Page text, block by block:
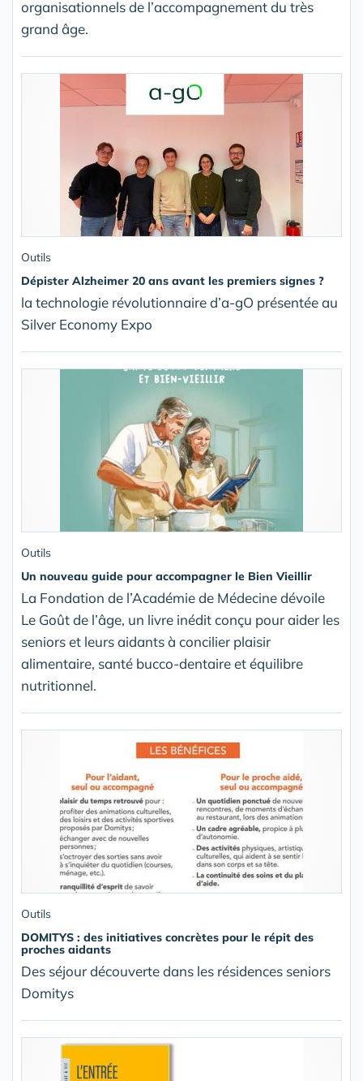
organisationnels de l’accompagnement du très
grand âge.
Outils
Dépister Alzheimer 20 ans avant les premiers signes ?
la technologie révolutionnaire d’a-gO présentée au
Silver Economy Expo
Outils
Un nouveau guide pour accompagner le Bien Vieillir
La Fondation de l’Académie de Médecine dévoile
Le Goût de l’âge, un livre inédit conçu pour aider les
seniors et leurs aidants à concilier plaisir
alimentaire, santé bucco-dentaire et équilibre
nutritionnel.
Outils
DOMITYS : des initiatives concrètes pour le répit des
proches aidants
Des séjour découverte dans les résidences seniors
Domitys